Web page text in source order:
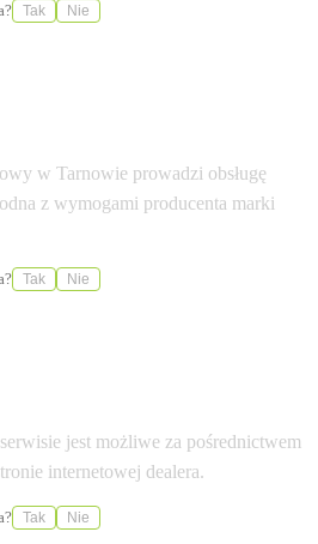
Tak Nie
w Tarnowie prowadzi obsługę
z wymogami producenta marki
Tak Nie
jest możliwe za pośrednictwem
internetowej dealera.
Tak Nie